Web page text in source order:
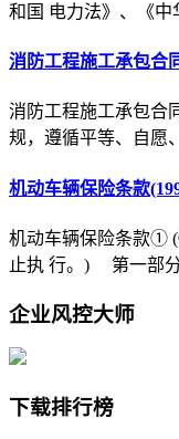
和国 电力法》、《
消防工程施工承包合
消防工程施工承包
规，遵循平等、自愿
机动车辆保险条款
机动车辆保险条款①
止执 行。) 第一部
企业风控大师
下载排行榜